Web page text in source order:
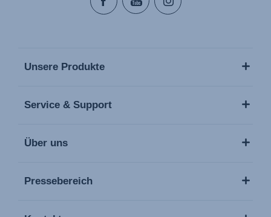
Unsere Produkte
Service & Support
Über uns
Pressebereich